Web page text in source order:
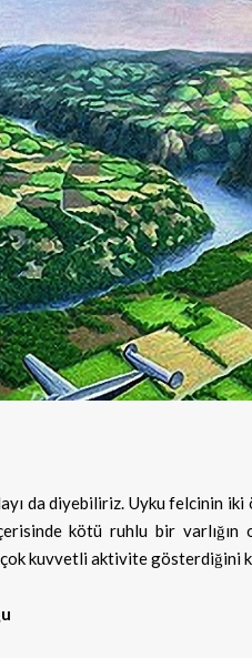
da diyebiliriz. Uyku felcinin
kötü ruhlu bir varlığın
kuvvetli aktivite gösterdiğini